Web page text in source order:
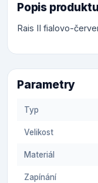
Popis produktu
Rais II fialovo-
Parametry
Typ
Velikost
Materiál
Zapínání